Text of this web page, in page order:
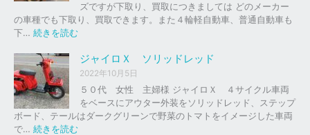
ズですが下取り、買取につきましては どのメーカー
の車種でも下取り、買取できます。また４輪軽自動車、普通自動車も
下… 続きを読む
ャ
イ
ロ
以
外
の
ジャイロＸ ソリッドレッド
2022年10月5日
５０代 女性 主婦様 ジャイロＸ ４サイクル車両
をベースにアウター外装をソリッドレッド、ステップ
ボード、テールはダークグリーンで野菜のトマトをイメージした車両
で… 続きを読む